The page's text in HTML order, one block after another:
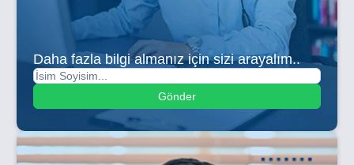
Daha fazla bilgi almanız için sizi arayalım..
Gönder